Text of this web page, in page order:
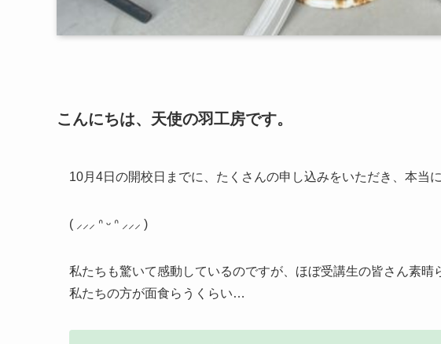
こんにちは、天使の羽工房です。
10月4日の開校日までに、たくさんの申し込みをいただき、本当
( ⸝⸝⸝ ᐢ ᵕ ᐢ ⸝⸝⸝ )
私たちも驚いて感動しているのですが、ほぼ受講生の皆さん素晴
私たちの方が面食らうくらい…